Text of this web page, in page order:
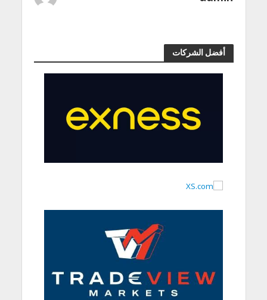
أفضل الشركات